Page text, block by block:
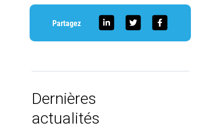
Partagez
Dernières
actualités